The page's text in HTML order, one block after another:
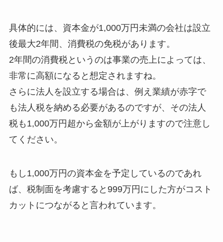
具体的には、資本金が1,000万円未満の会社は設立
後最大2年間、消費税の免税があります。
2年間の消費税というのは事業の売上によっては、
非常に高額になると想定されますね。
さらに法人を設立する場合は、例え業績が赤字で
も法人税を納める必要があるのですが、その法人
税も1,000万円超から金額が上がりますので注意し
てください。
もし1,000万円の資本金を予定しているのであれ
ば、税制面を考慮すると999万円にした方がコスト
カットにつながると言われています。